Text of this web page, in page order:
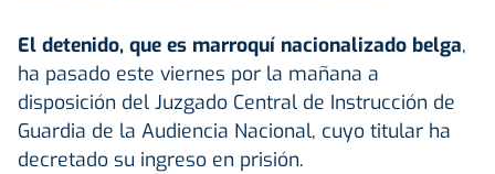
El detenido, que es marroquí nacionalizado belga,
ha pasado este viernes por la mañana a
disposición del Juzgado Central de Instrucción de
Guardia de la Audiencia Nacional, cuyo titular ha
decretado su ingreso en prisión.